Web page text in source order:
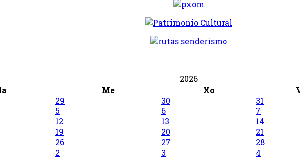
2026
Me Xo
29 30 31
5 6 7
12 13 14
19 20 21
26 27 28
2 3 4